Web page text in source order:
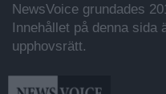
NewsVoice grundades
Innehållet på denna sida
upphovsrätt.